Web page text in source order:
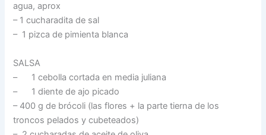
agua, aprox
– 1 cucharadita de sal
– 1 pizca de pimienta blanca
SALSA
– 1 cebolla cortada en media juliana
– 1 diente de ajo picado
– 400 g de brócoli (las flores + la parte tierna de los
troncos pelados y cubeteados)